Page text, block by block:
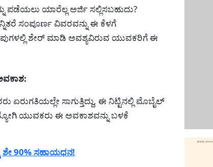
ಪಡೆಯಲು ಯಾರೆಲ್ಲ ಅರ್ಜಿ ಸಲ್ಲಿಸಬಹುದು?
ಸಂಪೂರ್ಣ ವಿವರವನ್ನು ಈ ಕೆಳಗೆ
ಶೇರ್ ಮಾಡಿ ಅವಶ್ಯವಿರುವ ಯುವಕರಿಗೆ ಈ
ಸಾಗುತ್ತಿದ್ದು, ಈ ನಿಟ್ಟಿನಲ್ಲಿ ಮೊಬೈಲ್
ಯುವಕರು ಈ ಅವಕಾಶವನ್ನು ಬಳಕೆ
ಶೇ 90% ಸಹಾಯಧನ!